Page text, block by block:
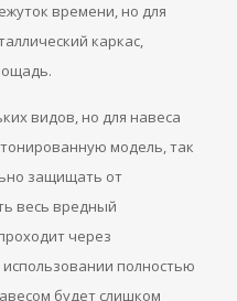
времени, но для
каркас,
видов, но для навеса
модель, так
защищать от
весь вредный
через
полностью
будет слишком